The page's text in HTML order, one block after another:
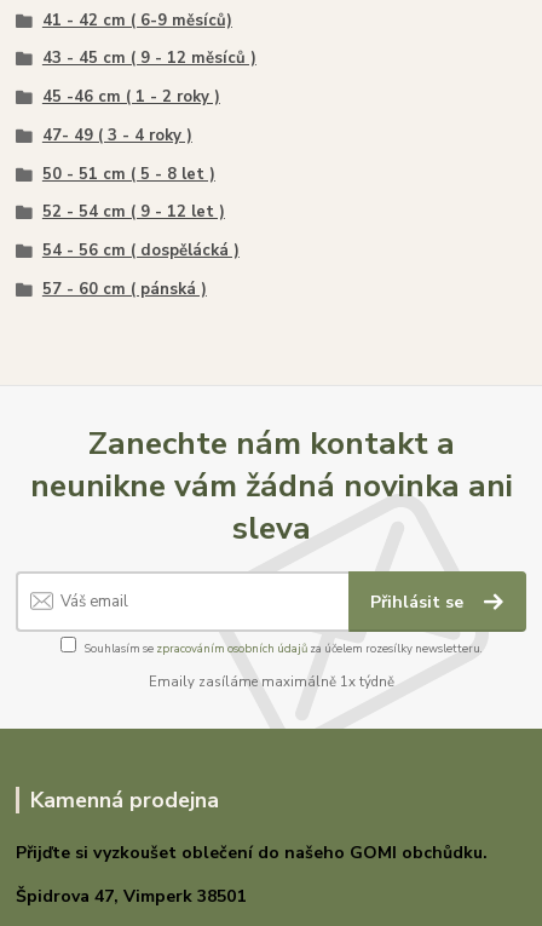
41 - 42 cm ( 6-9 měsíců)
43 - 45 cm ( 9 - 12 měsíců )
45 -46 cm ( 1 - 2 roky )
47- 49 ( 3 - 4 roky )
50 - 51 cm ( 5 - 8 let )
52 - 54 cm ( 9 - 12 let )
54 - 56 cm ( dospělácká )
57 - 60 cm ( pánská )
Zanechte nám kontakt a
neunikne vám žádná novinka ani
sleva
Přihlásit se
Souhlasím se zpracováním osobních údajůza účelem rozesílky newsletteru.
Emaily zasíláme maximálně 1x týdně
Kamenná prodejna
Přijďte si vyzkoušet oblečení do našeho GOMI obchůdku.
Špidrova 47,Vimperk 38501